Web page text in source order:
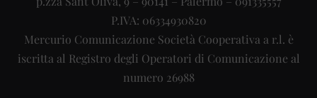
P.IVA: 06334930820
Mercurio Comunicazione Società Cooperativa a r.l. è
iscritta al Registro degli Operatori di Comunicazione al
numero 26988